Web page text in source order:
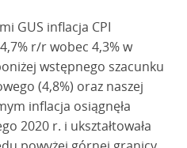
GUS inflacja CPI
r/r wobec 4,3% w
wstępnego szacunku
(4,8%) oraz naszej
inflacja osiągnęła
2020 r. i ukształtowała